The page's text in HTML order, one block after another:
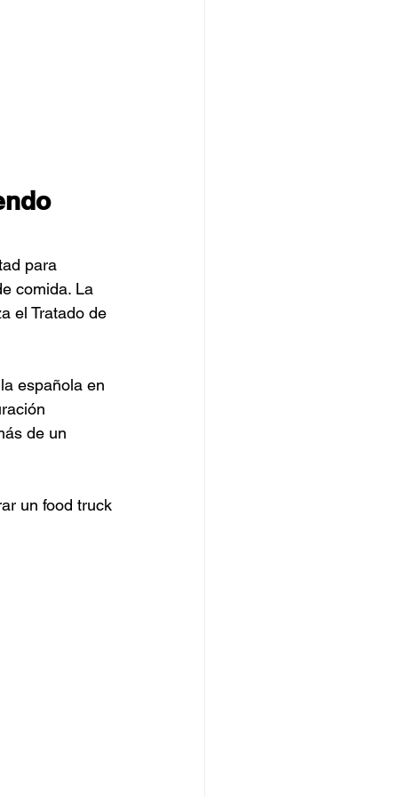
para
comida. La
el Tratado de
española en
de un
un food truck